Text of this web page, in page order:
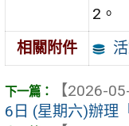
2。
相關附件
【2026-
6日 (星期六)辦理